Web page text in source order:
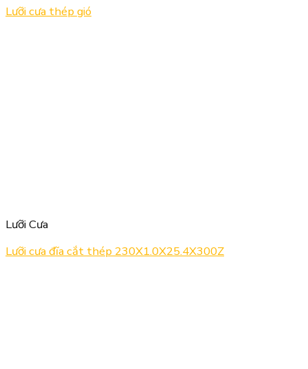
Lưỡi cưa thép gió
Lưỡi Cưa
Lưỡi cưa đĩa cắt thép 230X1.0X25.4X300Z